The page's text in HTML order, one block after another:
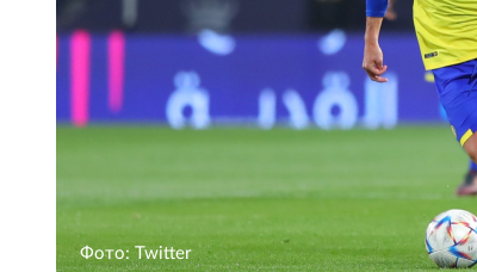
Фото: Twitter